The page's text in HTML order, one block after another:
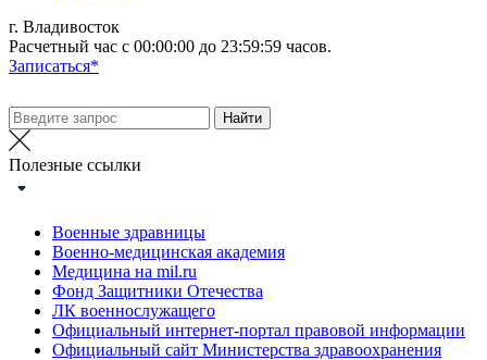
г. Владивосток
Расчетный час с 00:00:00 до 23:59:59 часов.
Записаться*
Полезные ссылки
Военные здравницы
Военно-медицинская академия
Медицина на mil.ru
Фонд Защитники Отечества
ЛК военнослужащего
Официальный интернет-портал правовой информации
Официальный сайт Министерства здравоохранения